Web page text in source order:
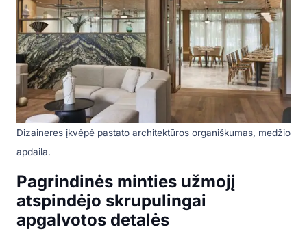
Dizaineres įkvėpė pastato architektūros organiškumas, medžio
apdaila.
Pagrindinės minties užmojį
atspindėjo skrupulingai
apgalvotos detalės